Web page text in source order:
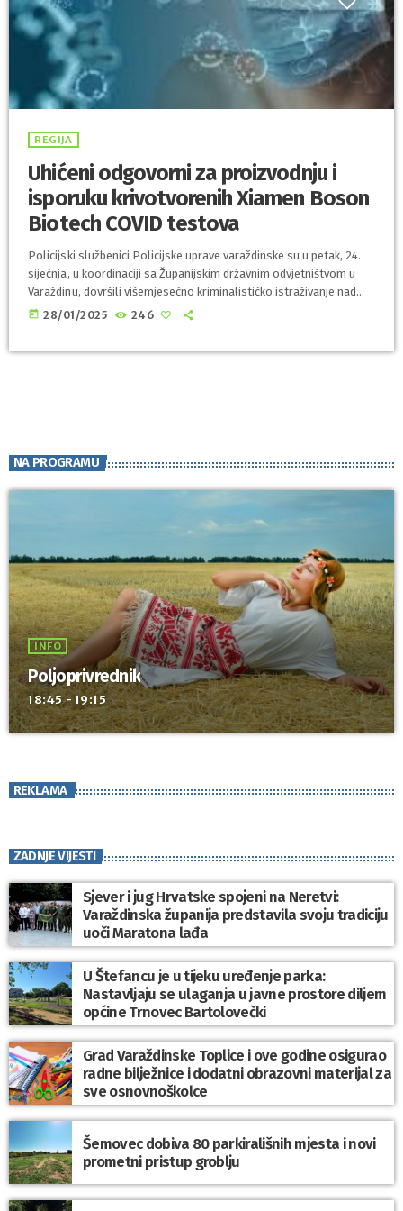
REGIJA
Uhićeni odgovorni za proizvodnju i
isporuku krivotvorenih Xiamen Boson
Biotech COVID testova
Policijski službenici Policijske uprave varaždinske su u petak, 24.
siječnja, u koordinaciji sa Županijskim državnim odvjetništvom u
Varaždinu, dovršili višemjesečno kriminalističko istraživanje nad
dvojicom muškaraca starosti 25 i 65 godina, s područja
today 28/01/2025 246
NA PROGRAMU
INFO
Poljoprivrednik
18:45 - 19:15
REKLAMA
ZADNJE VIJESTI
Sjever i jug Hrvatske spojeni na Neretvi:
Varaždinska županija predstavila svoju tradiciju
uoči Maratona lađa
U Štefancu je u tijeku uređenje parka:
Nastavljaju se ulaganja u javne prostore diljem
općine Trnovec Bartolovečki
Grad Varaždinske Toplice i ove godine osigurao
radne bilježnice i dodatni obrazovni materijal za
sve osnovnoškolce
Šemovec dobiva 80 parkirališnih mjesta i novi
prometni pristup groblju